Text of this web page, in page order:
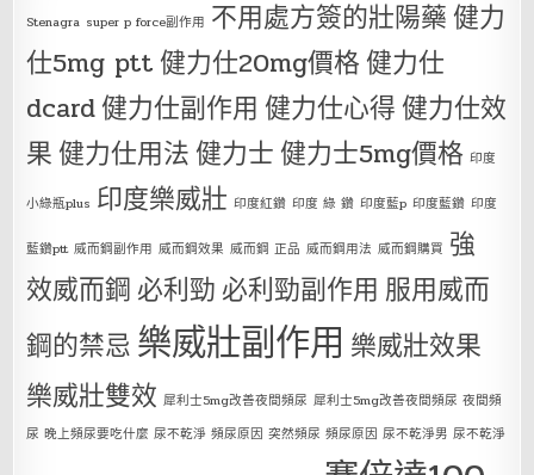
Stenagra super p force副作用 不用處方簽的壯陽藥健力
仕5mg ptt健力仕20mg價格健力仕
dcard健力仕副作用 健力仕心得健力仕效
果健力仕用法健力士健力士5mg價格 印度
小綠瓶plus 印度樂威壯 印度紅鑽 印度 綠 鑽 印度藍p 印度藍鑽 印度
藍鑽ptt 威而鋼副作用 威而鋼效果 威而鋼 正品 威而鋼用法 威而鋼購買 強
效威而鋼 必利勁 必利勁副作用 服用威而
鋼的禁忌 樂威壯副作用 樂威壯效果
樂威壯雙效 犀利士5mg改善夜間頻尿 犀利士5mg改善夜間頻尿 夜間頻
尿 晚上頻尿要吃什麼 尿不乾淨 頻尿原因 突然頻尿 頻尿原因 尿不乾淨男 尿不乾淨